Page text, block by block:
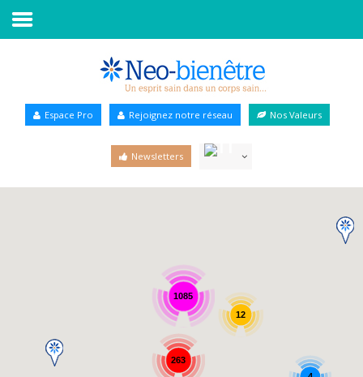
Annuaire Bien-être
Espace Pro Rejoignez notre réseau Nos Valeurs
Newsletters
1085
263
12